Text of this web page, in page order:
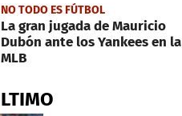
NO TODO ES FÚTBOL
La gran jugada de Mauricio
Dubón ante los Yankees en la
MLB